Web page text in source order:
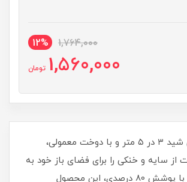
1,764,000
12%
1,560,000 تومان
با توری سایبان شید ۳ در ۵ متر و با دوخت معمولی،
از سایه و خنکی را برای فضای باز خود به
ارمغان بیاورید. با پوشش 80 درصدی، این محصول